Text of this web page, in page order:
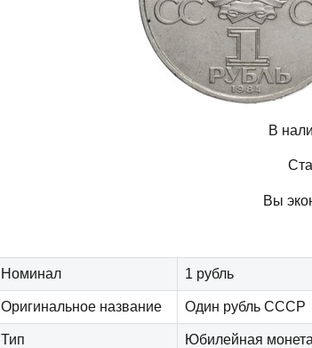
В
Вы
Номинал 1 рубль
Оригинальное название Один рубль СССР
Тип Юбилейная монета